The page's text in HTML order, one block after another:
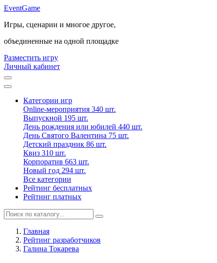
EventGame
Игры, сценарии и многое другое,
объединенные на одной площадке
Разместить игру
Личный кабинет
Категории игр
Online-мероприятия 340 шт.
Выпускной 195 шт.
День рождения или юбилей 440 шт.
День Святого Валентина 75 шт.
Детский праздник 86 шт.
Квиз 310 шт.
Корпоратив 663 шт.
Новый год 294 шт.
Все категории
Рейтинг бесплатных
Рейтинг платных
Главная
Рейтинг разработчиков
Галина Токарева